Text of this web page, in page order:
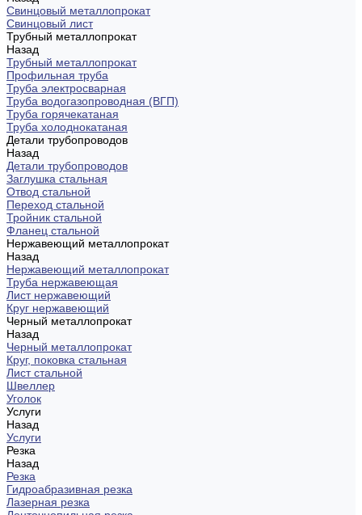
Свинцовый металлопрокат
Свинцовый лист
Трубный металлопрокат
Назад
Трубный металлопрокат
Профильная труба
Труба электросварная
Труба водогазопроводная (ВГП)
Труба горячекатаная
Труба холоднокатаная
Детали трубопроводов
Назад
Детали трубопроводов
Заглушка стальная
Отвод стальной
Переход стальной
Тройник стальной
Фланец стальной
Нержавеющий металлопрокат
Назад
Нержавеющий металлопрокат
Труба нержавеющая
Лист нержавеющий
Круг нержавеющий
Черный металлопрокат
Назад
Черный металлопрокат
Круг, поковка стальная
Лист стальной
Швеллер
Уголок
Услуги
Назад
Услуги
Резка
Назад
Резка
Гидроабразивная резка
Лазерная резка